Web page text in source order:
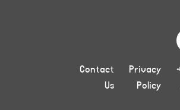
Privacy
Policy
Contact
Us